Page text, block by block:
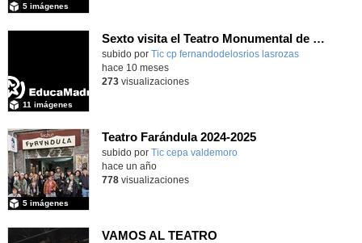
5 imágenes
Sexto visita el Teatro Monumental de Madrid_CEIP FDLR_Las Rozas
Contenido educativo.
subido por Tic cp fernandodelosrios lasrozas
11 imágenes
-
hace 10 meses
273visualizaciones
Teatro Farándula 2024-2025
subido por Tic cepa valdemoro
5 imágenes
-
hace un año
778visualizaciones
VAMOS AL TEATRO